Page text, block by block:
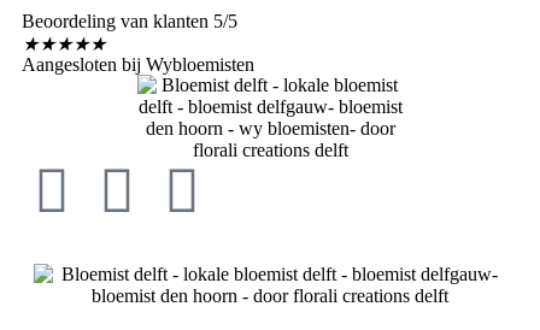
Beoordeling van klanten 5/5
★★★★★
Aangesloten bij Wybloemisten